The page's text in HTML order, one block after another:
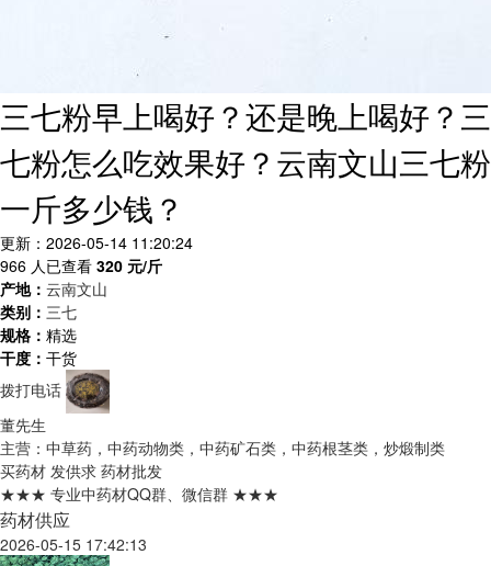
三七粉早上喝好？还是晚上喝好？三
七粉怎么吃效果好？云南文山三七粉
一斤多少钱？
更新：2026-05-14 11:20:24
966 人已查看 320 元/斤
产地： 云南文山
类别： 三七
规格： 精选
干度： 干货
拨打电话
董先生
主营：中草药，中药动物类，中药矿石类，中药根茎类，炒煅制类
买药材 发供求 药材批发
★★★ 专业中药材QQ群、微信群 ★★★
药材供应
2026-05-15 17:42:13